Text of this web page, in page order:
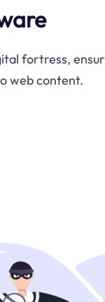
fortress,
web content.